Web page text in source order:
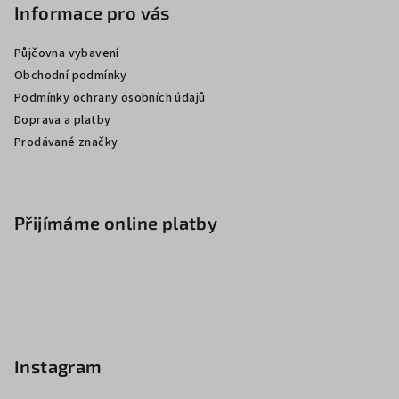
Informace pro vás
Půjčovna vybavení
Obchodní podmínky
Podmínky ochrany osobních údajů
Doprava a platby
Prodávané značky
Přijímáme online platby
Instagram